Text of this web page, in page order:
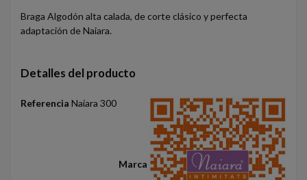
Braga Algodón alta calada, de corte clásico y perfecta
adaptación de Naiara.
Detalles del producto
Marca
Referencia Naiara 300